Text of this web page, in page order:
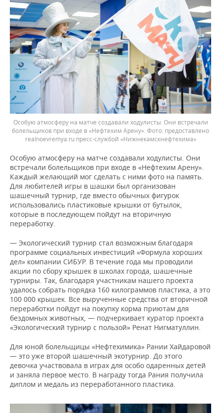
Особую атмосферу на матче создавали ходулисты. Они встречали
болельщиков при входе в «Нефтехим Арену».
предоставлено
realnoevremya.ru пресс-службой «Нижнекамскнефтехима»
Особую атмосферу на матче создавали ходулисты. Они
встречали болельщиков при входе в «Нефтехим Арену».
Каждый желающий мог сделать с ними фото на память.
Для любителей игры в шашки был организован
шашечный турнир, где вместо обычных фигурок
использовались пластиковые крышки от бутылок,
которые в последующем пойдут на вторичную
переработку.
— Экологический турнир стал возможным благодаря
программе социальных инвестиций «Формула хороших
дел» компании СИБУР. В течение года мы проводили
акции по сбору крышек в школах города, шашечные
турниры. Так, благодаря участникам нашего проекта
удалось собрать порядка 160 килограммов пластика, а это
100 000 крышек. Все вырученные средства от вторичной
переработки пойдут на покупку корма приютам для
бездомных животных, — подчеркивает куратор проекта
«Экологический турнир с пользой» Ренат Нигматуллин.
Для юной болельщицы «Нефтехимика» Рании Хайдаровой
— это уже второй шашечный экотурнир. До этого
девочка участвовала в играх для особо одаренных детей
и заняла первое место. В награду тогда Рания получила
диплом и медаль из переработанного пластика.